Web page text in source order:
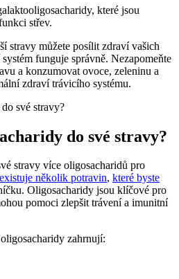
které jsou
střev.
stravy můžete posílit zdraví vašich
funguje správně. Nezapomeňte
a konzumovat ovoce, zeleninu a
zdraví trávicího systému.
do své stravy?
stravy více oligosacharidů pro
existuje několik potravin, které byste
Oligosacharidy jsou klíčové pro
pomoci zlepšit trávení a imunitní
zahrnují: